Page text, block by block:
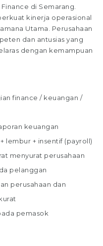
di Semarang.
kinerja operasional
Utama. Perusahaan
dan antusias yang
dengan kemampuan
finance / keuangan /
keuangan
lembur + insentif (payroll)
menyurat perusahaan
pelanggan
perusahaan dan
pemasok